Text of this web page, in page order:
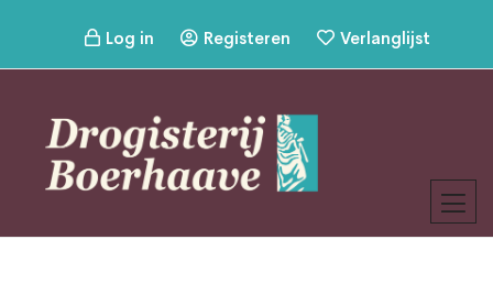
Log in Registeren Verlanglijst